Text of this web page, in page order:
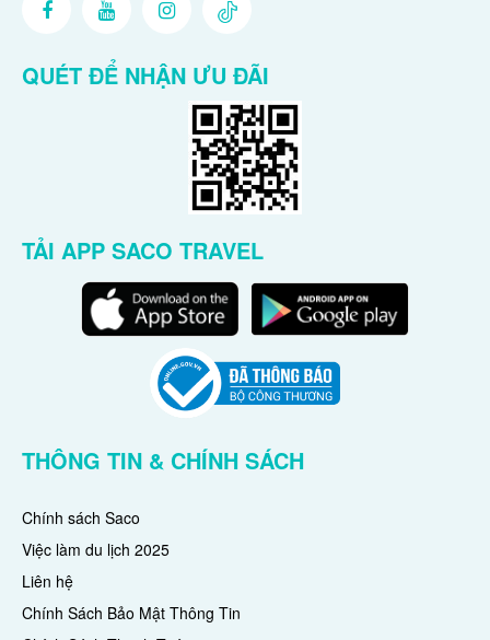
QUÉT ĐỂ NHẬN ƯU ĐÃI
TẢI APP SACO TRAVEL
THÔNG TIN & CHÍNH SÁCH
Chính sách Saco
Việc làm du lịch 2025
Liên hệ
Chính Sách Bảo Mật Thông Tin